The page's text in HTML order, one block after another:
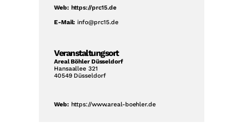
Web: https://prc15.de
E-Mail: info@prc15.de
Veranstaltungsort
Areal Böhler Düsseldorf
Hansaallee 321
40549 Düsseldorf
Web: https://www.areal-boehler.de